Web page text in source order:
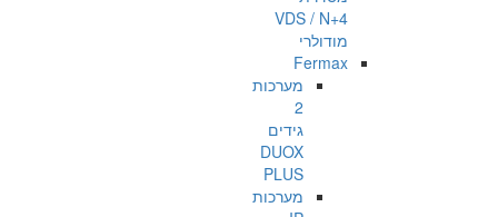
VDS / N+4
מודולרי
Fermax
מערכות
2
גידים
DUOX
PLUS
מערכות